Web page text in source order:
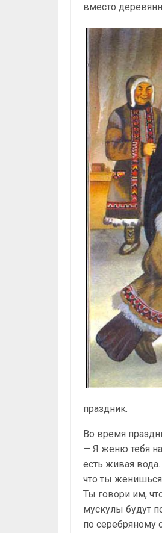
вместо
праздник.
Во время
— Я женю тебя
есть живая
что ты женишься
Ты говори им,
мускулы будут
по серебряному